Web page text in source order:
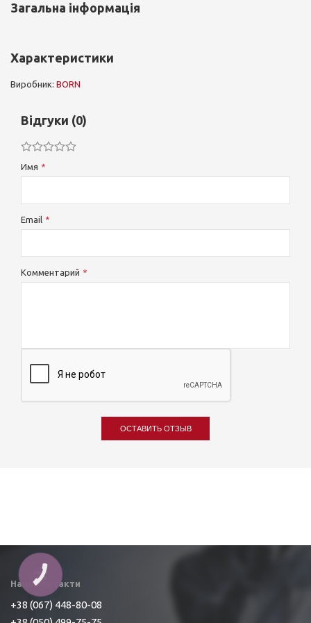
Загальна інформація
Характеристики
Виробник: BORN
Відгуки (0)
Имя
Email
Комментарий
ОСТАВИТЬ ОТЗЫВ
Наші контакти
+38 (067) 448-80-08
КНОПКА
ЗВ'ЯЗКУ